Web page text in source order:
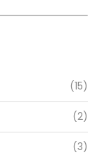
(15)
(2)
(3)